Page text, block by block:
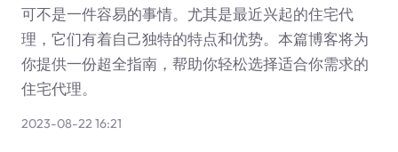
可不是一件容易的事情。尤其是最近兴起的住宅代
理，它们有着自己独特的特点和优势。本篇博客将为
你提供一份超全指南，帮助你轻松选择适合你需求的
住宅代理。
2023-08-22 16:21